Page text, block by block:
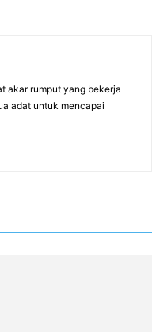
akar rumput yang bekerja
adat untuk mencapai